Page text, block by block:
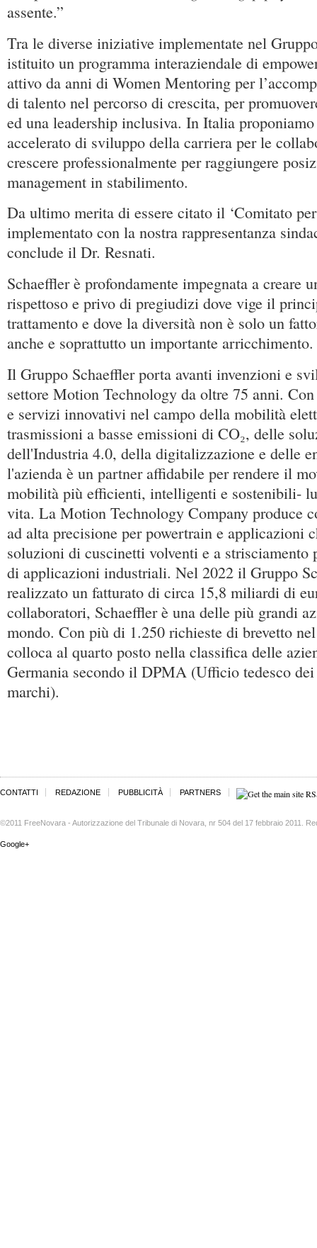
assente.”
Tra le diverse iniziative implementate nel
istituito un programma interaziendale di
attivo da anni di Women Mentoring per
di talento nel percorso di crescita, per
ed una leadership inclusiva. In Italia
accelerato di sviluppo della carriera per le
crescere professionalmente per raggiungere
management in stabilimento.
Da ultimo merita di essere citato il ‘Comitato
implementato con la nostra rappresentanza
conclude il Dr. Resnati.
Schaeffler è profondamente impegnata a creare
rispettoso e privo di pregiudizi dove vige il
trattamento e dove la diversità non è solo un
anche e soprattutto un importante arricchimento.
Il Gruppo Schaeffler porta avanti invenzioni e
settore Motion Technology da oltre 75 anni.
e servizi innovativi nel campo della mobilità
trasmissioni a basse emissioni di CO₂, delle
dell'Industria 4.0, della digitalizzazione e delle
l'azienda è un partner affidabile per rendere il
mobilità più efficienti, intelligenti e sostenibili-
vita. La Motion Technology Company produce
ad alta precisione per powertrain e applicazioni
soluzioni di cuscinetti volventi e a strisciamento
di applicazioni industriali. Nel 2022 il Gruppo
realizzato un fatturato di circa 15,8 miliardi di
collaboratori, Schaeffler è una delle più grandi
mondo. Con più di 1.250 richieste di brevetto
colloca al quarto posto nella classifica delle
Germania secondo il DPMA (Ufficio tedesco
marchi).
CONTATTI REDAZIONE PUBBLICITÀ PARTNERS
©2011 FreeNovara - Autorizzazione del Tribunale di Novara, nr 504 del 17 febbraio 2011.
Google+